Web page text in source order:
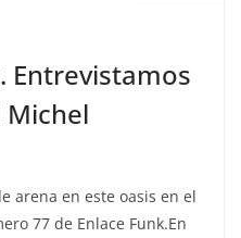
Entrevistamos
Michel
arena en este oasis en el
77 de Enlace Funk.En